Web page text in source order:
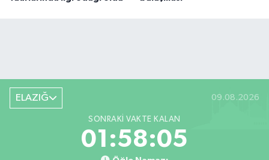
ELAZIĞ 09.08.2026
SONRAKI VAKTE KALAN
01:58:04